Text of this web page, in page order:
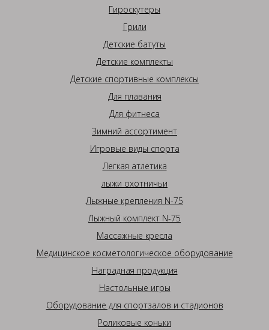
Гироскутеры
Грили
Детские батуты
Детские комплекты
Детские спортивные комплексы
Для плавания
Для фитнеса
Зимний ассортимент
Игровые виды спорта
Легкая атлетика
лыжи охотничьи
Лыжные крепления N-75
Лыжный комплект N-75
Массажные кресла
Медицинское косметологическое оборудование
Наградная продукция
Настольные игры
Оборудование для спортзалов и стадионов
Роликовые коньки